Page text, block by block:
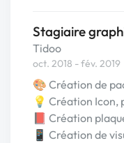
Stagiaire
Tidoo
oct. 2018 - fév. 2019
🎨 Création de
💡 Création Icon,
📕 Création
📱 Création de